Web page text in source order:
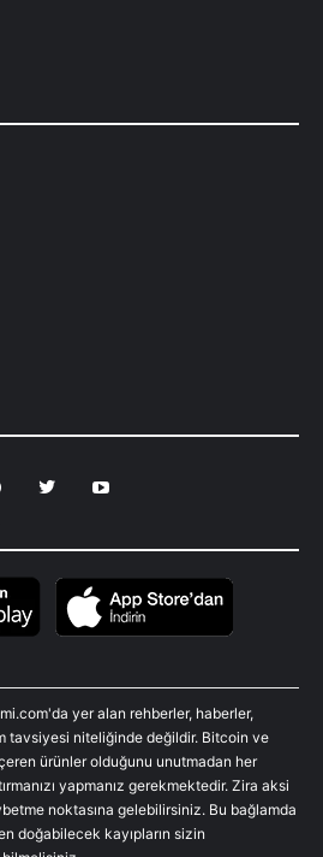
yer alan rehberler, haberler,
tavsiyesi niteliğinde değildir. Bitcoin ve
ürünler olduğunu unutmadan her
yapmanız gerekmektedir. Zira aksi
noktasına gelebilirsiniz. Bu bağlamda
doğabilecek kayıpların sizin